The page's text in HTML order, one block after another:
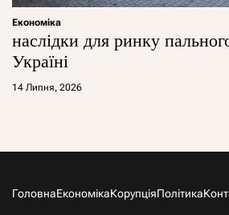
Економіка
наслідки для ринку
Україні
14 Липня, 2026
ГоловнаЕкономікаКорупціяПолітика